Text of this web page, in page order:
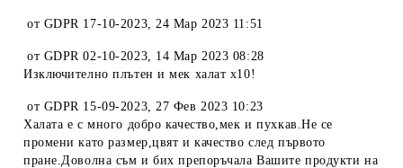
от GDPR 17-10-2023,24 Мар 2023 11:51
от GDPR 02-10-2023, 14 Мар 2023 08:28
Изключително плътен и мек халат х10!
от GDPR 15-09-2023,27 Фев 2023 10:23
Халата е с много добро качество,мек и пухкав.Не се
промени като размер,цвят и качество след първото
пране.Доволна съм и бих препоръчала Вашите продукти на